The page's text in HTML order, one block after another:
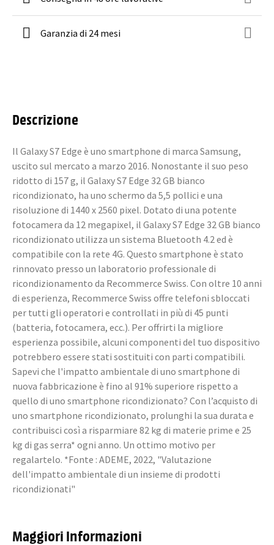
Garanzia di 24 mesi
Descrizione
Il Galaxy S7 Edge è uno smartphone di marca Samsung,
uscito sul mercato a marzo 2016. Nonostante il suo peso
ridotto di 157 g, il Galaxy S7 Edge 32 GB bianco
ricondizionato, ha uno schermo da 5,5 pollici e una
risoluzione di 1440 x 2560 pixel. Dotato di una potente
fotocamera da 12 megapixel, il Galaxy S7 Edge 32 GB bianco
ricondizionato utilizza un sistema Bluetooth 4.2 ed è
compatibile con la rete 4G. Questo smartphone è stato
rinnovato presso un laboratorio professionale di
ricondizionamento da Recommerce Swiss. Con oltre 10 anni
di esperienza, Recommerce Swiss offre telefoni sbloccati
per tutti gli operatori e controllati in più di 45 punti
(batteria, fotocamera, ecc.). Per offrirti la migliore
esperienza possibile, alcuni componenti del tuo dispositivo
potrebbero essere stati sostituiti con parti compatibili.
Sapevi che l'impatto ambientale di uno smartphone di
nuova fabbricazione è fino al 91% superiore rispetto a
quello di uno smartphone ricondizionato? Con l’acquisto di
uno smartphone ricondizionato, prolunghi la sua durata e
contribuisci così a risparmiare 82 kg di materie prime e 25
kg di gas serra* ogni anno. Un ottimo motivo per
regalartelo. *Fonte : ADEME, 2022, "Valutazione
dell'impatto ambientale di un insieme di prodotti
ricondizionati"
Maggiori Informazioni